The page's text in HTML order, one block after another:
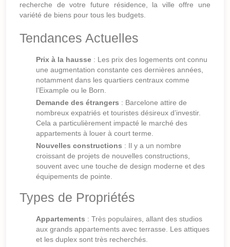
recherche de votre future résidence, la ville offre une
variété de biens pour tous les budgets.
Tendances Actuelles
Prix à la hausse : Les prix des logements ont connu
une augmentation constante ces dernières années,
notamment dans les quartiers centraux comme
l’Eixample ou le Born.
Demande des étrangers : Barcelone attire de
nombreux expatriés et touristes désireux d’investir.
Cela a particulièrement impacté le marché des
appartements à louer à court terme.
Nouvelles constructions : Il y a un nombre
croissant de projets de nouvelles constructions,
souvent avec une touche de design moderne et des
équipements de pointe.
Types de Propriétés
Appartements : Très populaires, allant des studios
aux grands appartements avec terrasse. Les attiques
et les duplex sont très recherchés.